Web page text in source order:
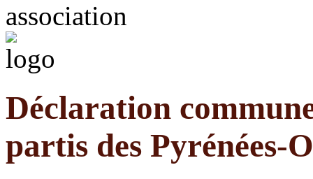
association
Déclaration
partis des Pyrénées-